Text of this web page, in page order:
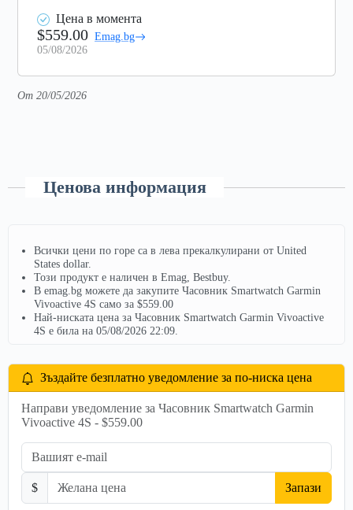
Цена в момента
$559.00 Emag.bg
05/08/2026
От 20/05/2026
Ценова информация
Всички цени по горе са в лева прекалкулирани от United
States dollar.
Този продукт е наличен в Emag, Bestbuy.
В emag.bg можете да закупите Часовник Smartwatch Garmin
Vivoactive 4S само за $559.00
Най-ниската цена за Часовник Smartwatch Garmin Vivoactive
4S е била на 05/08/2026 22:09.
Зъздайте безплатно уведомление за по-ниска цена
Направи уведомление за Часовник Smartwatch Garmin
Vivoactive 4S - $559.00
$ Запази